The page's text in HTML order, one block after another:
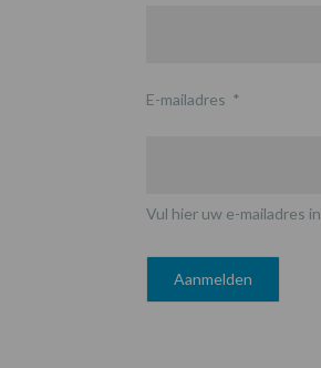
E-mailadres *
Vul hier uw e-mailadres in